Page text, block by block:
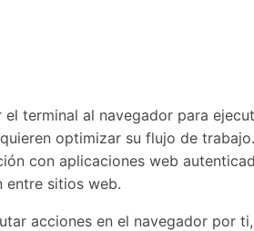
terminal al navegador para
optimizar su flujo de
con aplicaciones web
entre sitios web.
acciones en el navegador por